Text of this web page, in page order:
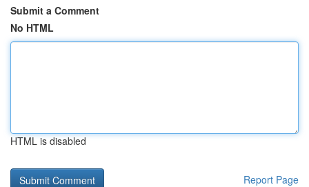
Submit a Comment
No HTML
HTML is disabled
Report Page